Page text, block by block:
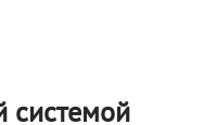
системой